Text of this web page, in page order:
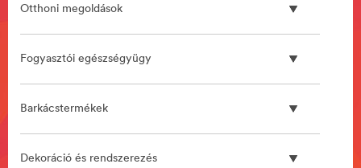
Clean
Sanding
***
/3M/hu_HU/p/c/eszkozok-
berendezesek/porelszivo-
rendszerek/i/jarmuipar/autofenyezes-
Otthoni megoldások
Fogyasztói egészségyügy
Barkácstermékek
Dekoráció és rendszerezés